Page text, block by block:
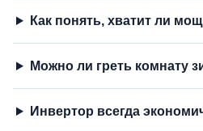
Как понять, хватит ли
Можно ли греть комнату
Инвертор всегда